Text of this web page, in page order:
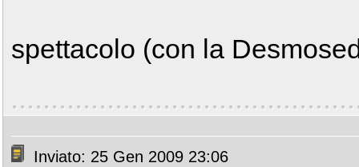
spettacolo (con la
Inviato: 25 Gen 2009 23:06